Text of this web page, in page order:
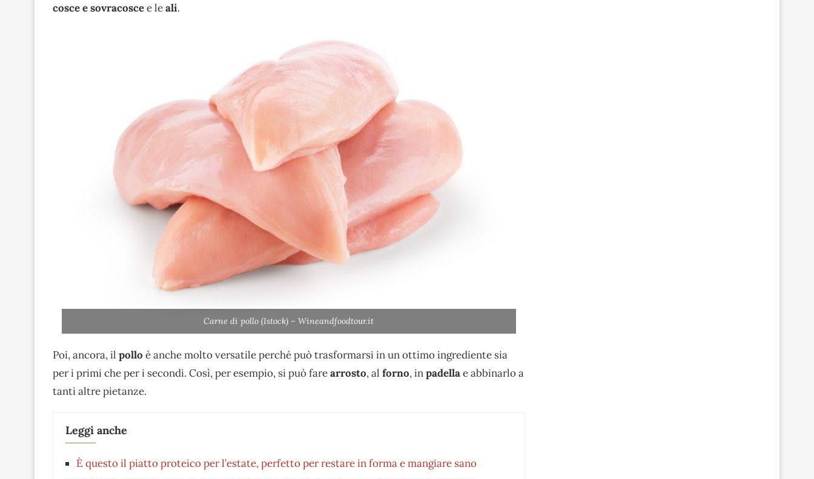
cosce e sovracoscee leali.
Carne di pollo (Istock) – Wineandfoodtour.it
Poi, ancora, il pollo è anche molto versatile perché può trasformarsi in un ottimo ingrediente sia
per i primi che per i secondi. Così, per esempio, si può farearrosto, al forno, inpadellae abbinarlo a
tanti altre pietanze.
Leggi anche
È questo il piatto proteico per l’estate, perfetto per restare in forma e mangiare sano